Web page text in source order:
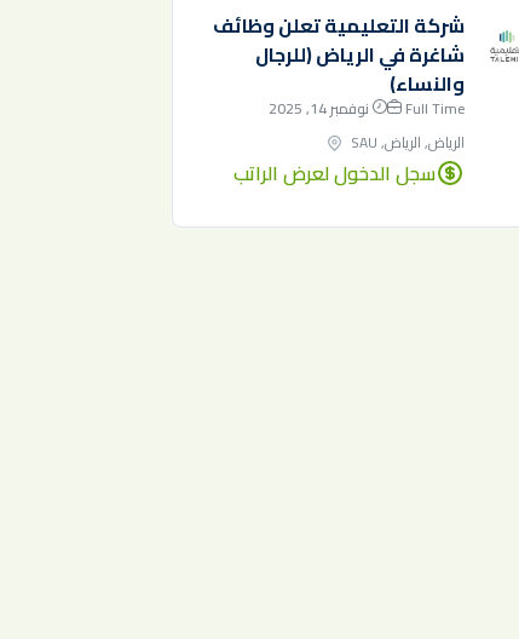
شركة التعليمية تعلن وظائف
شاغرة في الرياض (للرجال
والنساء)
Full Time
نوفمبر 14, 2025
الرياض, الرياض, SAU
سجل الدخول لعرض الراتب